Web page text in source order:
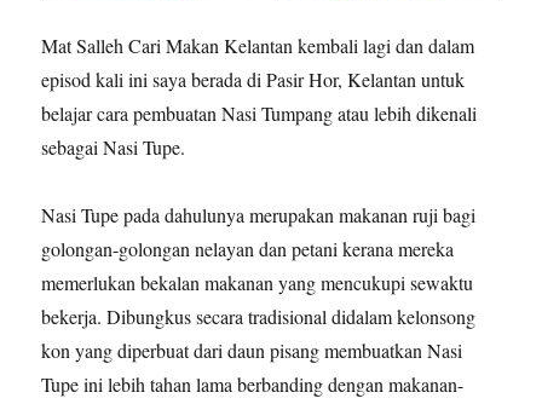
Mat Salleh Cari Makan Kelantan kembali lagi dan dalam
episod kali ini saya berada di Pasir Hor, Kelantan untuk
belajar cara pembuatan Nasi Tumpang atau lebih dikenali
sebagai Nasi Tupe.
Nasi Tupe pada dahulunya merupakan makanan ruji bagi
golongan-golongan nelayan dan petani kerana mereka
memerlukan bekalan makanan yang mencukupi sewaktu
bekerja. Dibungkus secara tradisional didalam kelonsong
kon yang diperbuat dari daun pisang membuatkan Nasi
Tupe ini lebih tahan lama berbanding dengan makanan-